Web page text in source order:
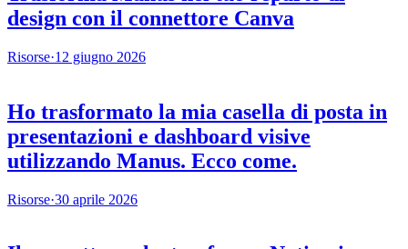
design con il connettore Canva
Risorse·12 giugno 2026
Ho trasformato la mia casella di posta in
presentazioni e dashboard visive
utilizzando Manus. Ecco come.
Risorse·30 aprile 2026